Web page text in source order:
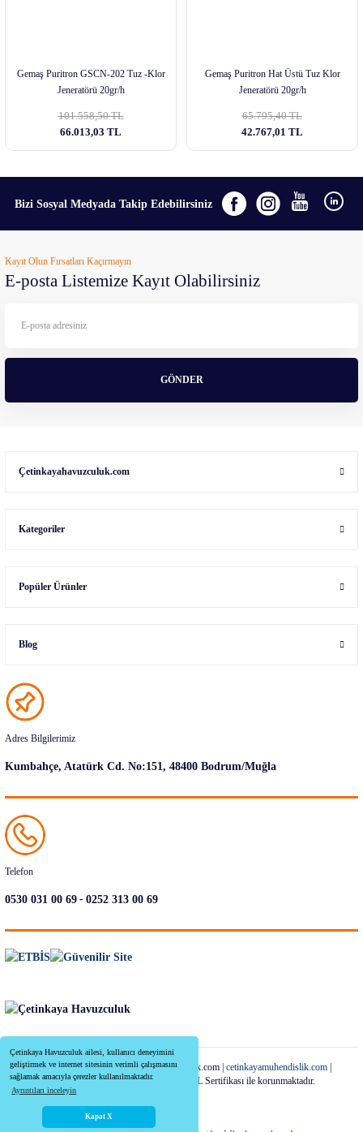
Çetinkaya Havuzculuk ailesi, kullanıcı deneyimini
geliştirmek ve internet sitesinin verimli çalışmasını
sağlamak amacıyla çerezler kullanılmaktadır.
Ayrıntıları inceleyin
Kapat X
Gemaş Puritron GSCN-202 Tuz -Klor
Jeneratörü 20gr/h
101.558,50 TL
66.013,03 TL
Gemaş Puritron Hat Üstü Tuz Klor
Jeneratörü 20gr/h
65.795,40 TL
42.767,01 TL
Bizi Sosyal Medyada Takip Edebilirsiniz
Kayıt Olun Fırsatları Kaçırmayın
E-posta Listemize Kayıt Olabilirsiniz
GÖNDER
Çetinkayahavuzculuk.com
Kategoriler
Popüler Ürünler
Blog
Adres Bilgilerimiz
Kumbahçe, Atatürk Cd. No:151, 48400 Bodrum/Muğla
Telefon
0530 031 00 69-0252 313 00 69
Copyright 2022-2026 | cetinkayahavuzculuk.com | cetinkayamuhendislik.com
Tüm Kredi Kartı Bilgileriniz 256bit SSL Sertifikası ile korunmaktadır.